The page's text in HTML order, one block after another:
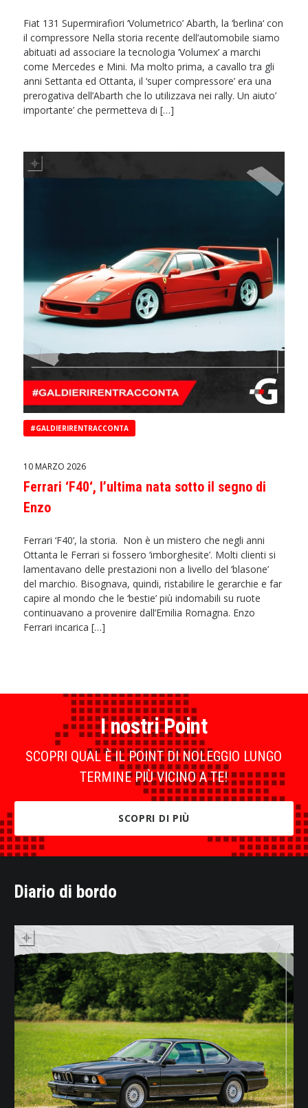
Fiat 131 Supermirafiori ‘Volumetrico’ Abarth, la ‘berlina‘ con
il compressore Nella storia recente dell’automobile siamo
abituati ad associare la tecnologia ‘Volumex’ a marchi
come Mercedes e Mini. Ma molto prima, a cavallo tra gli
anni Settanta ed Ottanta, il ‘super compressore’ era una
prerogativa dell’Abarth che lo utilizzava nei rally. Un aiuto’
importante’ che permetteva di […]
#GALDIERIRENTRACCONTA
10 MARZO 2026
Ferrari ‘F40‘, l’ultima nata sotto il segno di
Enzo
Ferrari ‘F40‘, la storia. Non è un mistero che negli anni
Ottanta le Ferrari si fossero ‘imborghesite’. Molti clienti si
lamentavano delle prestazioni non a livello del ‘blasone’
del marchio. Bisognava, quindi, ristabilire le gerarchie e far
capire al mondo che le ‘bestie’ più indomabili su ruote
continuavano a provenire dall’Emilia Romagna. Enzo
Ferrari incarica […]
I nostri Point
SCOPRI QUAL È IL POINT DI NOLEGGIO LUNGO
TERMINE PIÙ VICINO A TE!
SCOPRI DI PIÙ
Diario di bordo